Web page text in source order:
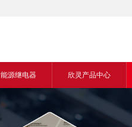
源继电器
源交流继电器
欣灵产品中心
继电器